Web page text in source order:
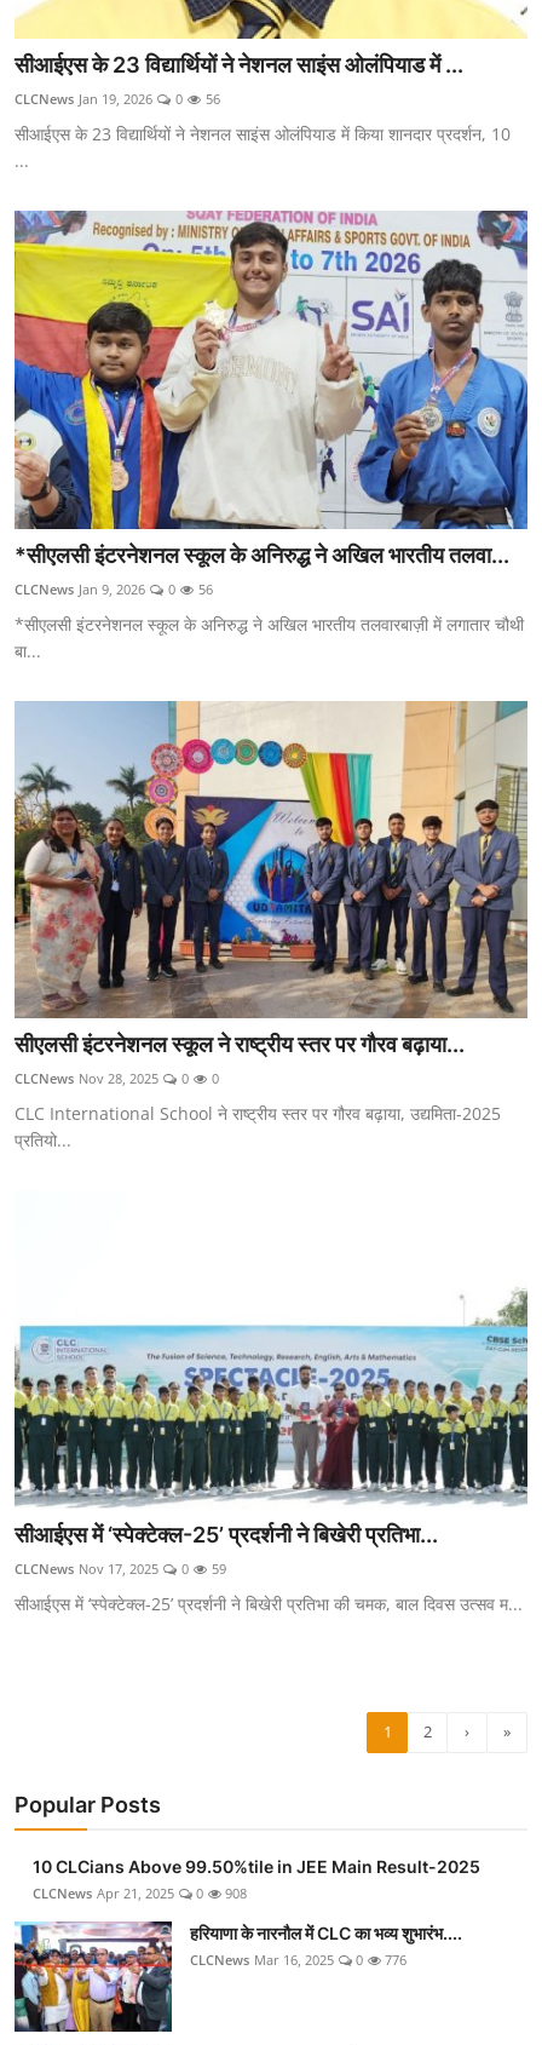
सीआईएस के 23 विद्यार्थियों ने नेशनल साइंस ओलंपियाड में ...
CLCNews Jan 19, 2026 0 56
सीआईएस के 23 विद्यार्थियों ने नेशनल साइंस ओलंपियाड में किया शानदार प्रदर्शन, 10
...
*सीएलसी इंटरनेशनल स्कूल के अनिरुद्ध ने अखिल भारतीय तलवा...
CLCNews Jan 9, 2026 0 56
*सीएलसी इंटरनेशनल स्कूल के अनिरुद्ध ने अखिल भारतीय तलवारबाज़ी में लगातार चौथी
बा...
सीएलसी इंटरनेशनल स्कूल ने राष्ट्रीय स्तर पर गौरव बढ़ाया...
CLCNews Nov 28, 2025 0 0
CLC International School ने राष्ट्रीय स्तर पर गौरव बढ़ाया, उद्यमिता-2025
प्रतियो...
सीआईएस में ‘स्पेक्टेक्ल-25’ प्रदर्शनी ने बिखेरी प्रतिभा...
CLCNews Nov 17, 2025 0 59
सीआईएस में ‘स्पेक्टेक्ल-25’ प्रदर्शनी ने बिखेरी प्रतिभा की चमक, बाल दिवस उत्सव म...
1 2 › »
Popular Posts
10 CLCians Above 99.50%tile in JEE Main Result-2025
CLCNews Apr 21, 2025 0 908
हरियाणा के नारनौल में CLC का भव्य शुभारंभ....
CLCNews Mar 16, 2025 0 776